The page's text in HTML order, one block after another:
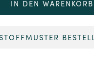
IN DEN WARENKORB